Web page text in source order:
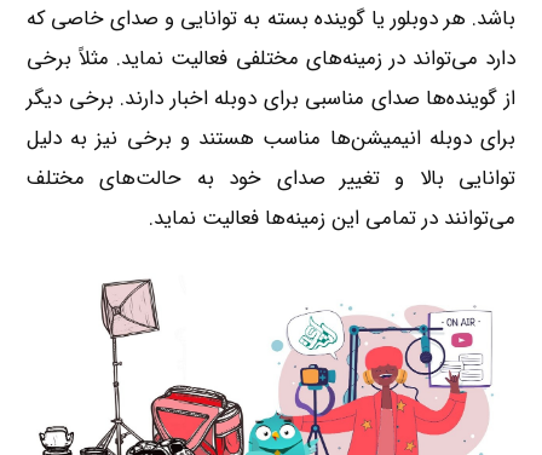
باشد. هر دوبلور یا گوینده بسته به توانایی و صدای خاصی که
دارد می‌تواند در زمینه‌های مختلفی فعالیت نماید. مثلاً برخی
از گوینده‌ها صدای مناسبی برای دوبله اخبار دارند. برخی دیگر
برای دوبله انیمیشن‌ها مناسب هستند و برخی نیز به دلیل
توانایی بالا و تغییر صدای خود به حالت‌های مختلف
می‌توانند در تمامی این زمینه‌ها فعالیت نماید.